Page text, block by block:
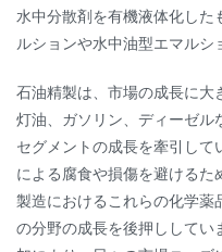
水中分散剤を有機液体化し
ルションや水中油型エマルシ
石油精製は、市場の成長に大
灯油、ガソリン、ディーゼル
セグメントの成長を牽引し
による腐食や損傷を避ける
製造におけるこれらの化学薬
の分野の成長を後押ししてい